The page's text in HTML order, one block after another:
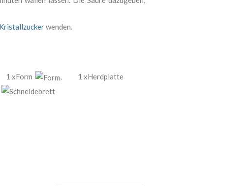
Kristallzuckerwenden.
1 xForm ,
1 xHerdplatte